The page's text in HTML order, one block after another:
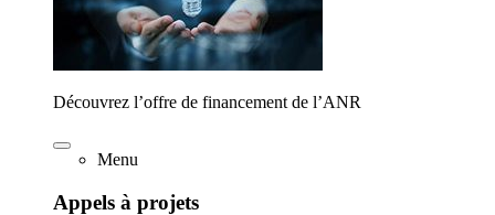
Découvrez l’offre de financement de l’ANR
Menu
Appels à projets